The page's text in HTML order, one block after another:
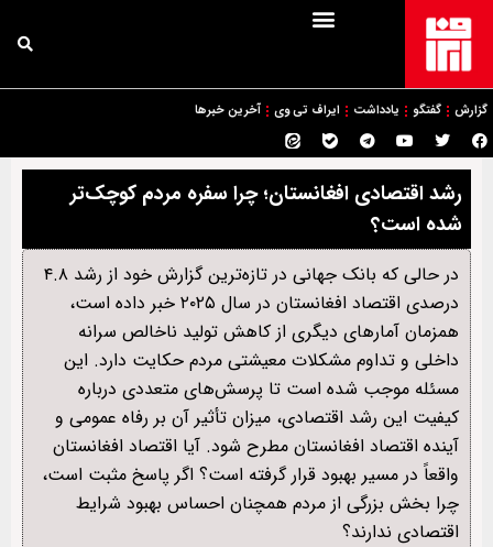
گزارش گفتگو یادداشت ایراف تی وی آخرین خبرها
رشد اقتصادی افغانستان؛ چرا سفره مردم کوچک‌تر
شده است؟
در حالی که بانک جهانی در تازه‌ترین گزارش خود از رشد ۴.۸
درصدی اقتصاد افغانستان در سال ۲۰۲۵ خبر داده است،
همزمان آمارهای دیگری از کاهش تولید ناخالص سرانه
داخلی و تداوم مشکلات معیشتی مردم حکایت دارد. این
مسئله موجب شده است تا پرسش‌های متعددی درباره
کیفیت این رشد اقتصادی، میزان تأثیر آن بر رفاه عمومی و
آینده اقتصاد افغانستان مطرح شود. آیا اقتصاد افغانستان
واقعاً در مسیر بهبود قرار گرفته است؟ اگر پاسخ مثبت است،
چرا بخش بزرگی از مردم همچنان احساس بهبود شرایط
اقتصادی ندارند؟